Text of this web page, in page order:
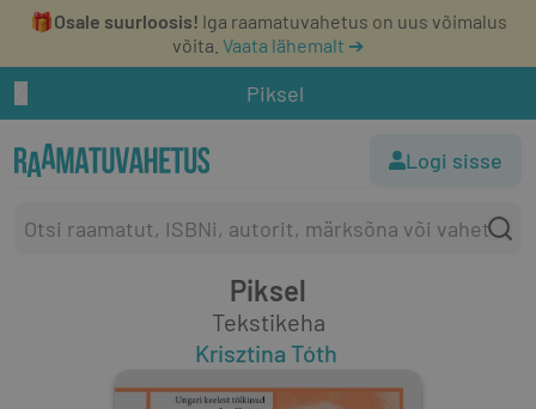
🎁Osale suurloosis! Iga raamatuvahetus on uus võimalus
võita. Vaata lähemalt ➔
Piksel
Logi sisse
Piksel
Tekstikeha
Krisztina Tóth